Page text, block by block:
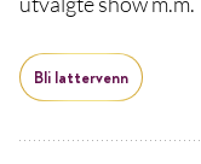
Bli lattervenn